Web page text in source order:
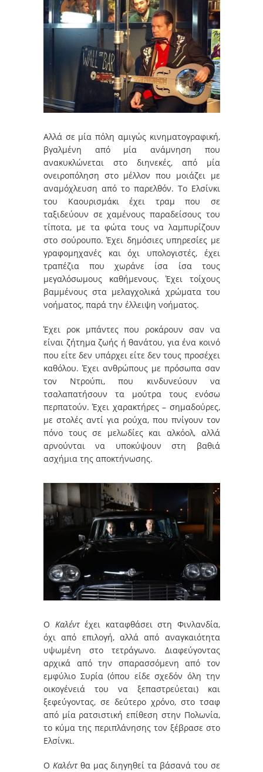
Αλλά σε μία πόλη αμιγώς κινηματογραφική,
βγαλμένη από μία ανάμνηση που
ανακυκλώνεται στο διηνεκές, από μία
ονειροπόληση στο μέλλον που μοιάζει με
αναμόχλευση από το παρελθόν. Το Ελσίνκι
του Καουρισμάκι έχει τραμ που σε
ταξιδεύουν σε χαμένους παραδείσους του
τίποτα, με τα φώτα τους να λαμπυρίζουν
στο σούρουπο. Έχει δημόσιες υπηρεσίες με
γραφομηχανές και όχι υπολογιστές, έχει
τραπέζια που χωράνε ίσα ίσα τους
μεγαλόσωμους καθήμενους. Έχει τοίχους
βαμμένους στα μελαγχολικά χρώματα του
νοήματος, παρά την έλλειψη νοήματος.
Έχει ροκ μπάντες που ροκάρουν σαν να
είναι ζήτημα ζωής ή θανάτου, για ένα κοινό
που είτε δεν υπάρχει είτε δεν τους προσέχει
καθόλου. Έχει ανθρώπους με πρόσωπα σαν
τον Ντρούπι, που κινδυνεύουν να
τσαλαπατήσουν τα μούτρα τους ενόσω
περπατούν. Έχει χαρακτήρες – σημαδούρες,
με στολές αντί για ρούχα, που πνίγουν τον
πόνο τους σε μελωδίες και αλκόολ, αλλά
αρνούνται να υποκύψουν στη βαθιά
ασχήμια της αποκτήνωσης.
Ο Καλέντέχει καταφθάσει στη Φινλανδία,
όχι από επιλογή, αλλά από αναγκαιότητα
υψωμένη στο τετράγωνο. Διαφεύγοντας
αρχικά από την σπαρασσόμενη από τον
εμφύλιο Συρία (όπου είδε σχεδόν όλη την
οικογένειά του να ξεπαστρεύεται) και
ξεφεύγοντας, σε δεύτερο χρόνο, στο τσαφ
από μία ρατσιστική επίθεση στην Πολωνία,
το κύμα της περιπλάνησης τον ξέβρασε στο
Ελσίνκι.
Ο Καλέντθα μας διηγηθεί τα βάσανά του σε